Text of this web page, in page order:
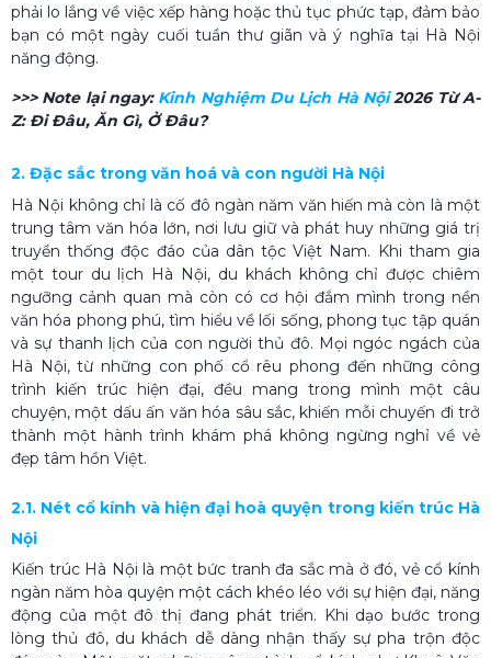
phải lo lắng về việc xếp hàng hoặc thủ tục phức tạp, đảm bảo
bạn có một ngày cuối tuần thư giãn và ý nghĩa tại Hà Nội
năng động.
>>> Note lại ngay: Kinh Nghiệm Du Lịch Hà Nội2026 Từ A-
Z: Đi Đâu, Ăn Gì, Ở Đâu?
2. Đặc sắc trong văn hoá và con người Hà Nội
Hà Nội không chỉ là cố đô ngàn năm văn hiến mà còn là một
trung tâm văn hóa lớn, nơi lưu giữ và phát huy những giá trị
truyền thống độc đáo của dân tộc Việt Nam. Khi tham gia
một tour du lịch Hà Nội, du khách không chỉ được chiêm
ngưỡng cảnh quan mà còn có cơ hội đắm mình trong nền
văn hóa phong phú, tìm hiểu về lối sống, phong tục tập quán
và sự thanh lịch của con người thủ đô. Mọi ngóc ngách của
Hà Nội, từ những con phố cổ rêu phong đến những công
trình kiến trúc hiện đại, đều mang trong mình một câu
chuyện, một dấu ấn văn hóa sâu sắc, khiến mỗi chuyến đi trở
thành một hành trình khám phá không ngừng nghỉ về vẻ
đẹp tâm hồn Việt.
2.1. Nét cổ kính và hiện đại hoà quyện trong kiến trúc Hà
Nội
Kiến trúc Hà Nội là một bức tranh đa sắc mà ở đó, vẻ cổ kính
ngàn năm hòa quyện một cách khéo léo với sự hiện đại, năng
động của một đô thị đang phát triển. Khi dạo bước trong
lòng thủ đô, du khách dễ dàng nhận thấy sự pha trộn độc